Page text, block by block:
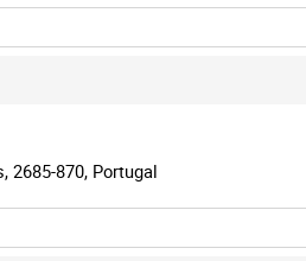
2685-870, Portugal